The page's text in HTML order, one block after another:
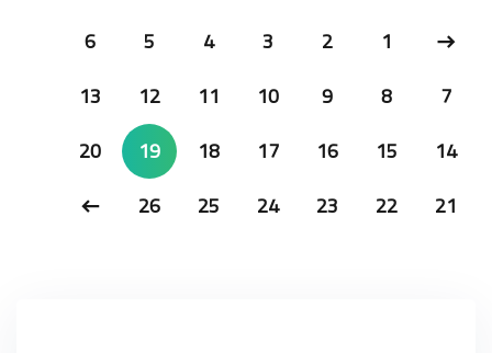
1
2
3
4
5
6
7
8
9
10
11
12
13
14
15
16
17
18
19
20
21
22
23
24
25
26